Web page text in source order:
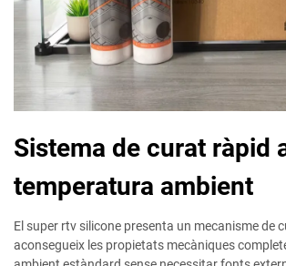
Sistema de curat ràpid
temperatura ambient
El super rtv silicone presenta un mecanisme de
aconsegueix les propietats mecàniques